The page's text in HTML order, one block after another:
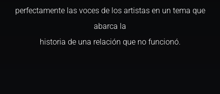
perfectamente las voces de los artistas en un tema que
abarca la
historia de una relación que no funcionó.